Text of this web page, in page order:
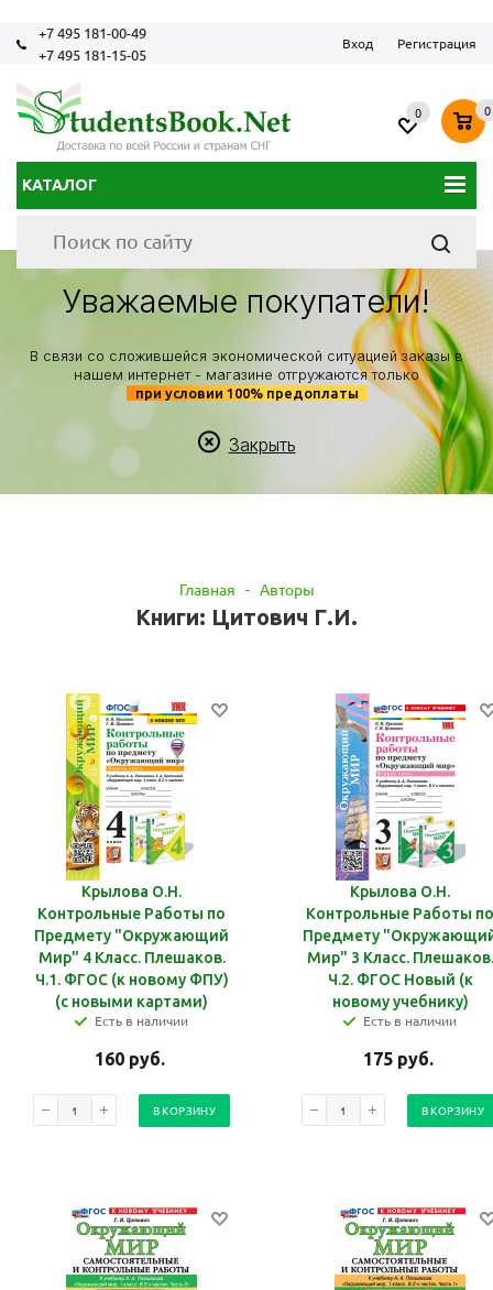
+7 495 181-00-49
+7 495 181-15-05
Вход Регистрация
КАТАЛОГ
0 0
Уважаемые покупатели!
В связи со сложившейся экономической ситуацией заказы в
нашем интернет - магазине отгружаются только
при условии 100% предоплаты
Закрыть
Главная - Авторы
Книги: Цитович Г.И.
Крылова О.Н.
Контрольные Работы по
Предмету "Окружающий
Мир" 4 Класс. Плешаков.
Ч.1. ФГОС (к новому ФПУ)
(с новыми картами)
Есть в наличии
160руб.
В КОРЗИНУ
Крылова О.Н.
Контрольные Работы по
Предмету
Мир" 3 Класс. Плешаков.
Ч.2. ФГОС Новый (к
новому учебнику)
Есть в наличии
175руб.
В КОРЗИНУ